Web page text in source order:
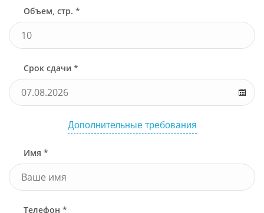
Объем, стр. *
Срок сдачи *
Дополнительные требования
Имя *
Телефон *